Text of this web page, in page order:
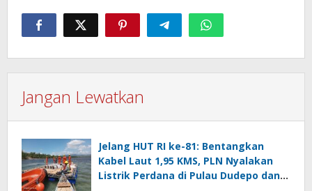
Jangan Lewatkan
Jelang HUT RI ke-81: Bentangkan
Kabel Laut 1,95 KMS, PLN Nyalakan
Listrik Perdana di Pulau Dudepo dan